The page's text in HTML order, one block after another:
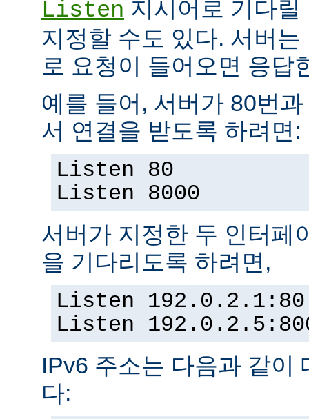
Listen 지시어로 기다
지정할 수도 있다. 서버
로 요청이 들어오면 응답
예를 들어, 서버가 80번
서 연결을 받도록 하려면:
Listen 80
Listen 8000
서버가 지정한 두 인터페
을 기다리도록 하려면,
Listen 192.0.2.1:80
Listen
IPv6 주소는 다음과 같이
다: